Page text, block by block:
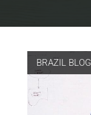
BRAZIL BLOG